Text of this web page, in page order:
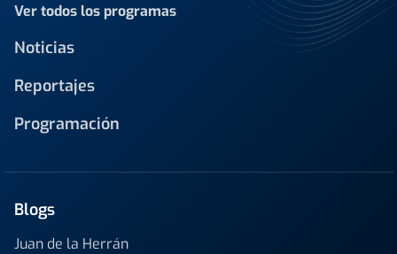
Ver todos los programas
Noticias
Reportajes
Programación
Blogs
Juan de la Herrán